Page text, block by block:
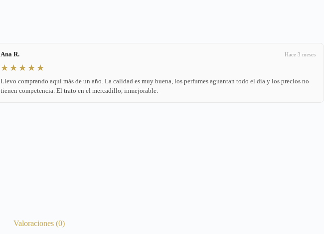
Ana R. Hace 3 meses
★★★★★
Llevo comprando aquí más de un año. La calidad es muy buena, los perfumes aguantan todo el día y los precios no
tienen competencia. El trato en el mercadillo, inmejorable.
Valoraciones (0)